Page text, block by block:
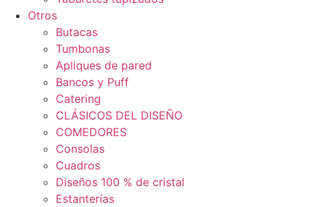
Otros
Butacas
Tumbonas
Apliques de pared
Bancos y Puff
Catering
CLÁSICOS DEL DISEÑO
COMEDORES
Consolas
Cuadros
Diseños 100 % de cristal
Estanterías